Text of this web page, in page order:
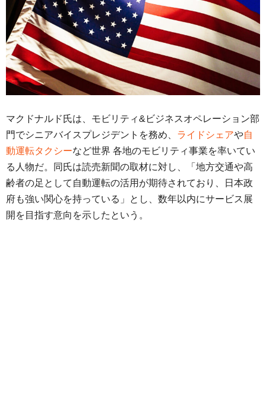
マクドナルド氏は、モビリティ&ビジネスオペレーション部
門でシニアバイスプレジデントを務め、 ライドシェアや自
動運転タクシーなど世界 各地のモビリティ事業を率いてい
る人物だ。同氏は読売新聞の取材に対し、「地方交通や高
齢者の足として自動運転の活用が期待されており、日本政
府も強い関心を持っている」とし、数年以内にサービス展
開を目指す意向を示したという。